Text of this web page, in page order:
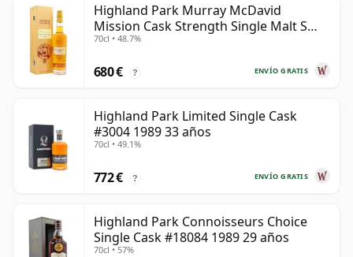
Highland Park Murray McDavid
Mission Cask Strength Single Malt S
1984 26 años
70cl • 48.7%
ENVÍO GRATIS
680 € ?
Highland Park Limited Single Cask
#3004 1989 33 años
70cl • 49.1%
ENVÍO GRATIS
772 € ?
Highland Park Connoisseurs Choice
Single Cask #18084 1989 29 años
70cl • 57%